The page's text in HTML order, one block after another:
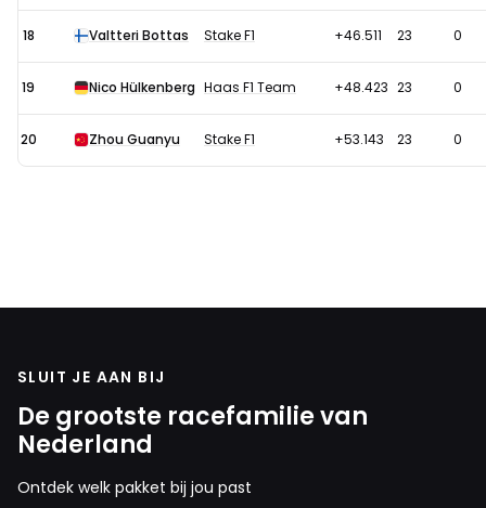
18 Valtteri Bottas Stake F1 +46.511 23 0
19 Nico Hülkenberg Haas F1 Team +48.423 23 0
20 Zhou Guanyu Stake F1 +53.143 23 0
SLUIT JE AAN BIJ
De grootste racefamilie van
Nederland
Ontdek welk pakket bij jou past